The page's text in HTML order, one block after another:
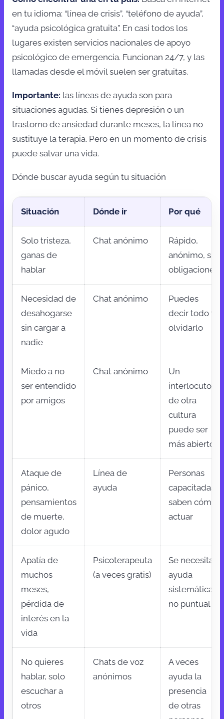
en tu idioma: “línea de crisis”, “teléfono de ayuda”,
“ayuda psicológica gratuita”. En casi todos los
lugares existen servicios nacionales de apoyo
psicológico de emergencia. Funcionan 24/7, y las
llamadas desde el móvil suelen ser gratuitas.
Importante: las líneas de ayuda son para
situaciones agudas. Si tienes depresión o un
trastorno de ansiedad durante meses, la línea no
sustituye la terapia. Pero en un momento de crisis
puede salvar una vida.
Dónde buscar ayuda según tu situación
Situación Dónde ir Por qué
Solo tristeza,
ganas de
hablar
Chat anónimo
Rápido,
anónimo, sin
obligaciones
Necesidad de
desahogarse
sin cargar a
nadie
Chat anónimo
Puedes
decir todo y
olvidarlo
Miedo a no
ser entendido
por amigos
Chat anónimo
Un
interlocutor
de otra
cultura
puede ser
más abierto
Ataque de
pánico,
pensamientos
de muerte,
dolor agudo
Línea de
ayuda
Personas
capacitadas
saben cómo
actuar
Apatía de
muchos
meses,
pérdida de
interés en la
vida
Psicoterapeuta
(a veces gratis)
Se necesita
ayuda
sistemática,
no puntual
No quieres
hablar, solo
escuchar a
otros
Chats de voz
anónimos
A veces
ayuda la
presencia
de otras